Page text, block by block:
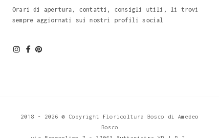
Orari di apertura, contatti, consigli utili, li trovi
sempre aggiornati sui nostri profili social
2018 - 2026 © Copyright Floricoltura Bosco di Amedeo
Bosco